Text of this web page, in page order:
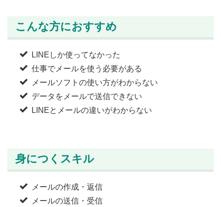
こんな方におすすめ
LINEしか使ってなかった
仕事でメールを使う必要がある
メールソフトの使い方がわからない
データをメールで送信できない
LINEとメールの違いがわからない
身につくスキル
メールの作成・返信
メールの送信・受信